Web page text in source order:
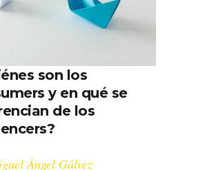
son los
y en qué se
de los
Ángel Gálvez